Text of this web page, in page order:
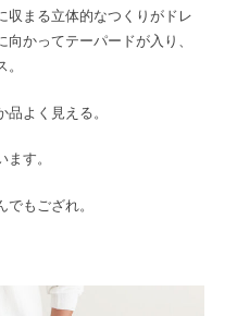
収まる立体的なつくりがドレ
かってテーパードが入り、
よく見える。
す。
もござれ。